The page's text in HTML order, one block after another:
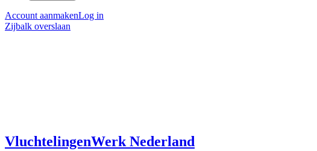
Account aanmakenLog in
Zijbalk overslaan
VluchtelingenWerk Nederland